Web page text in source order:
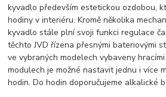
kyvadlo především estetickou ozdobou,
hodiny v interiéru. Kromě několika
kyvadlo stále plní svoji funkci regulace
těchto JVD řízena přesnými bateriovými
ve vybraných modelech vybaveny
modulech je možné nastavit jednu i více
hodin. Do hodin doporučujeme alkalické